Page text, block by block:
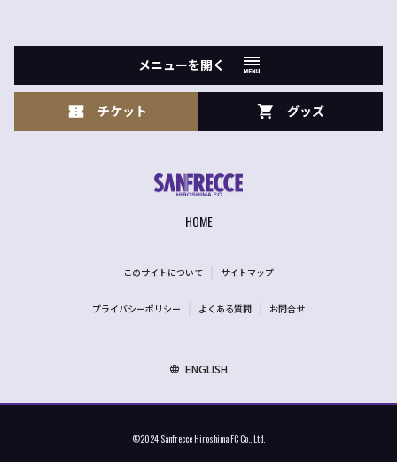
メニューを開く
チケット グッズ
HOME
このサイトについて サイトマップ
プライバシーポリシー よくある質問 お問合せ
ENGLISH
©2024 Sanfrecce Hiroshima FC Co., Ltd.